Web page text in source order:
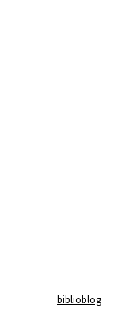
biblioblog